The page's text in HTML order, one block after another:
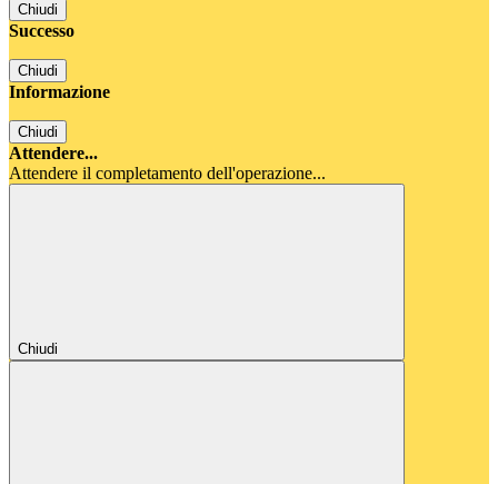
Chiudi
Successo
Chiudi
Informazione
Chiudi
Attendere...
Attendere il completamento dell'operazione...
Chiudi